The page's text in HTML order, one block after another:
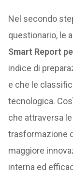
Nel secondo
questionario, le
Smart Report
indice di
e che le
tecnologica.
che attraversa
trasformazione
maggiore
interna ed